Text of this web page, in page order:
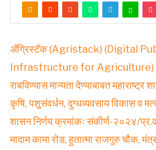
ॲग्रिस्टॅक (Agristack) (Digital
Infrastructure for Agriculture)
राबविण्यास मान्यता देण्याबाबत महाराष्ट्र
कृषि, पशुसंवर्धन, दुग्धव्यवसाय विकास व
शासन निर्णय क्रमांकः संकीर्ण-२०२४/
मादाम कामा रोड, हुतात्मा राजगुरु चौक,